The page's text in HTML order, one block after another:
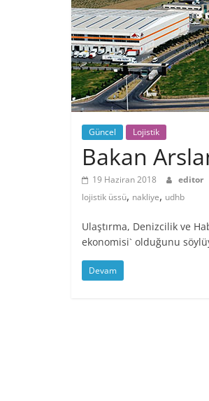
Güncel Lojistik
Bakan
19 Haziran 2018 editor
lojistik üssü, nakliye, udhb
Ulaştırma, Denizcilik ve
ekonomisi` olduğunu
Devam